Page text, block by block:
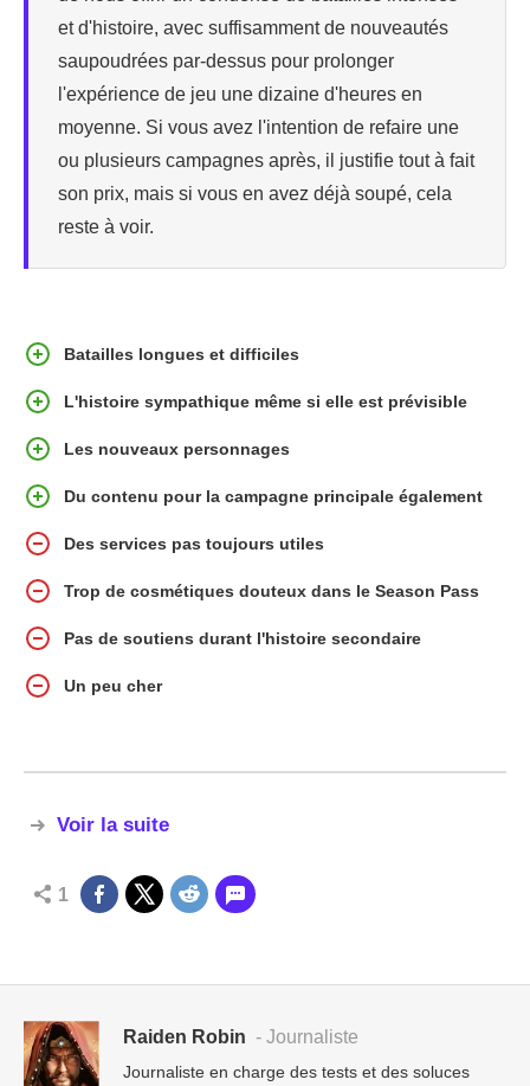
et d'histoire, avec suffisamment de nouveautés
saupoudrées par-dessus pour prolonger
l'expérience de jeu une dizaine d'heures en
moyenne. Si vous avez l'intention de refaire une
ou plusieurs campagnes après, il justifie tout à fait
son prix, mais si vous en avez déjà soupé, cela
reste à voir.
Batailles longues et difficiles
L'histoire sympathique même si elle est prévisible
Les nouveaux personnages
Du contenu pour la campagne principale également
Des services pas toujours utiles
Trop de cosmétiques douteux dans le Season Pass
Pas de soutiens durant l'histoire secondaire
Un peu cher
Voir la suite
1
Raiden Robin - Journaliste
Journaliste en charge des tests et des soluces